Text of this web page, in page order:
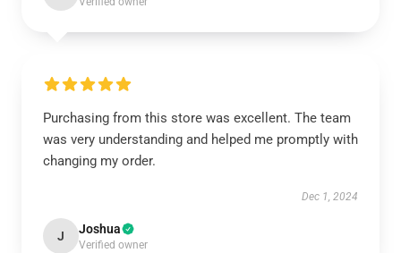
Purchasing from this store was excellent. The team
was very understanding and helped me promptly with
changing my order.
Dec 1, 2024
J Joshua
Verified owner